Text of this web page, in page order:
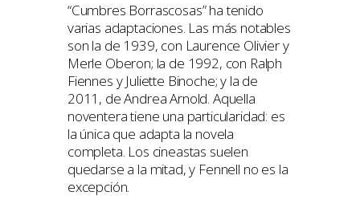
“Cumbres Borrascosas” ha tenido
varias adaptaciones. Las más notables
son la de 1939, con Laurence Olivier y
Merle Oberon; la de 1992, con Ralph
Fiennes y Juliette Binoche; y la de
2011, de Andrea Arnold. Aquella
noventera tiene una particularidad: es
la única que adapta la novela
completa. Los cineastas suelen
quedarse a la mitad, y Fennell no es la
excepción.